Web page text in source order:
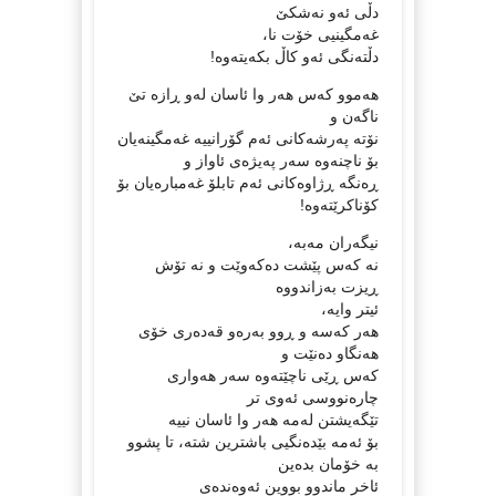
دڵی ئەو نەشکێ
غەمگینیی خۆت نا،
دڵتەنگی ئەو کاڵ بکەیتەوە!
هەموو کەس هەر وا ئاسان لەو ڕازە تێ
ناگەن و
نۆتە پەرشەکانی ئەم گۆرانییە غەمگینەیان
بۆ ناچنەوە سەر پەیژەی ئاواز و
ڕەنگە ڕژاوەکانی ئەم تابلۆ غەمبارەیان بۆ
کۆناکرێتەوە!
نیگەران مەبە،
نە کەس پێشت دەکەوێت و نە تۆش
ڕیزت بەزاندووە
ئیتر وایە،
هەر کەسە و ڕوو بەرەو قەدەری خۆی
هەنگاو دەنێت و
کەس ڕێی ناچێتەوە سەر هەواری
چارەنووسی ئەوی تر
تێگەیشتن لەمە هەر وا ئاسان نییە
بۆ ئەمە بێدەنگیی باشترین شتە، تا پشوو
بە خۆمان بدەین
ئاخر ماندوو بووین ئەوەندەی